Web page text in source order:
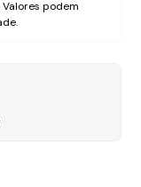
podem